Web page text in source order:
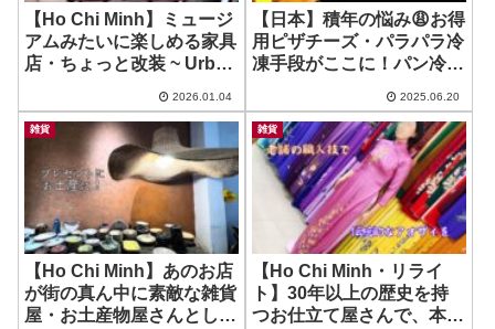
【Ho Chi Minh】ミュージ
アムみたいに楽しめる家具
店・ちょっと改装 ~ Urban
2026.01.04
【日本】積年の悩み😩お得
用ピザチーズ・パラパラ冷
凍手段がここに！パン冷凍
2025.06.20
雑貨
【Ho Chi Minh】あのお店
が街の真ん中に素敵な雑貨
屋・お土産物屋さんとして
雑貨
【Ho Chi Minh・リライ
ト】30年以上の歴史を持
つお仕立て屋さんで、本格